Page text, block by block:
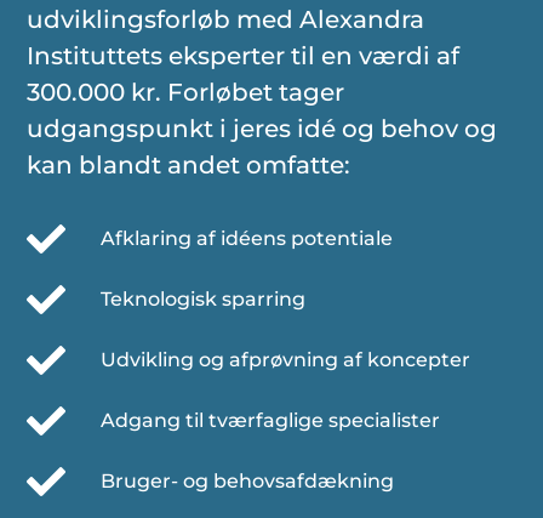
udviklingsforløb med Alexandra
Instituttets eksperter til en værdi af
300.000 kr. Forløbet tager
udgangspunkt i jeres idé og behov og
kan blandt andet omfatte:
Afklaring af idéens potentiale
Teknologisk sparring
Udvikling og afprøvning af koncepter
Adgang til tværfaglige specialister
Bruger- og behovsafdækning